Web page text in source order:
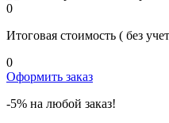
0
Итоговая стоимость ( без
0
Оформить заказ
-5% на любой заказ!